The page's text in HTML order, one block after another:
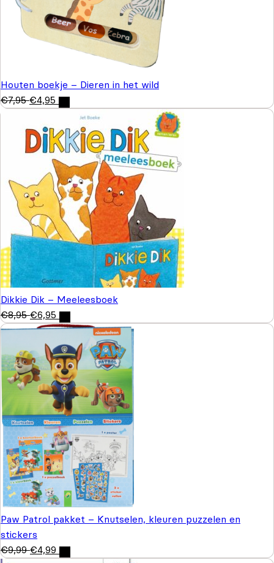
Houten boekje – Dieren in het wild
€7,95 €4,95
Dikkie Dik – Meeleesboek
€8,95 €6,95
Paw Patrol pakket – Knutselen, kleuren puzzelen en
stickers
€9,99 €4,99